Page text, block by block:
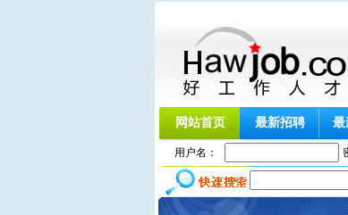
网站首页 最新招聘 最
用户名：